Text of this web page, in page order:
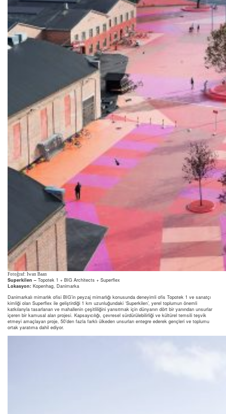
Fotoğraf: Iwan Baan
Superkilen – Topotek 1 + BIG Architects + Superflex
Lokasyon: Kopenhag, Danimarka
Danimarkalı mimarlık ofisi BIG’in peyzaj mimarlığı konusunda deneyimli ofis Topotek 1 ve sanatçı
kimliği olan Superflex ile geliştirdiği 1 km uzunluğundaki ‘Superkilen’, yerel toplumun önemli
katkılarıyla tasarlanan ve mahallenin çeşitliliğini yansıtmak için dünyanın dört bir yanından unsurlar
içeren bir kamusal alan projesi. Kapsayıcılığı, çevresel sürdürülebilirliği ve kültürel temsili teşvik
etmeyi amaçlayan proje, 50’den fazla farklı ülkeden unsurları entegre ederek gençleri ve toplumu
ortak yaratıma dahil ediyor.